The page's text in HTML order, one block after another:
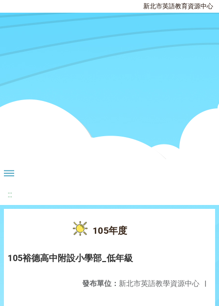
新北市英語教育資源中心
:::
105年度
105裕德高中附設小學部_低年級
發布單位： 新北市英語教學資源中心 |